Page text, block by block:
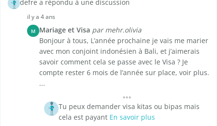
defre a répondu à une discussion
il y a 4 ans
M Mariage et Visa par mehr.olivia
Bonjour à tous, L’année prochaine je vais me marier
avec mon conjoint indonésien à Bali, et j’aimerais
savoir comment cela se passe avec le Visa ? Je
compte rester 6 mois de l’année sur place, voir plus.
...
Tu peux demander visa kitas ou bipas mais
cela est payant En savoir plus